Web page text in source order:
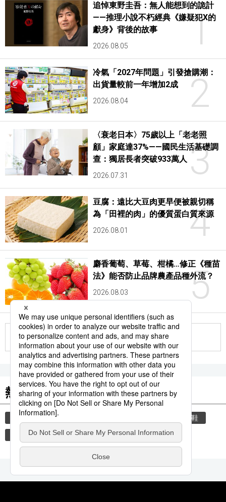
1
追悼東野圭吾：無人能想到的詭計
——推理小說不朽經典《嫌疑犯X的
獻身》背後的故事
2026.08.05
2
冷氣「2027年問題」引發搶購潮：
出貨量較前一年增加2成
2026.08.04
3
〈衰老日本〉75歲以上「老老照
顧」家庭達37%——國民生活基礎調
查：獨居長者突破933萬人
2026.07.31
4
豆腐：遠比大豆肉更早便被親切稱
為「田裡的肉」的優質蛋白質來源
2026.08.01
5
麝香葡萄、草莓、柑橘…修正《種苗
法》能否防止品牌農產品種外流？
2026.08.03
更多
熱門關鍵詞
教育 住宅 脫鞋
時事通信新聞 歷史 觀光旅遊 書訊